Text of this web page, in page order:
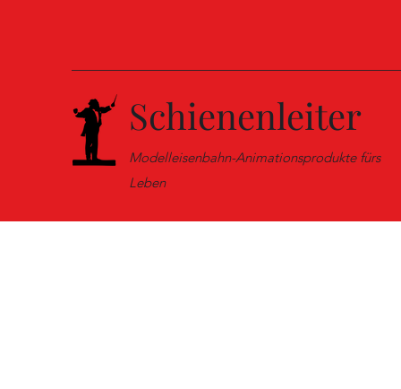
Schienenleiter
Modelleisenbahn-Animationsprodukte fürs
Leben